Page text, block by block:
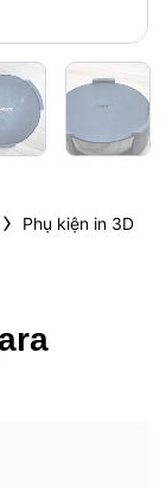
› Phụ kiện in 3D